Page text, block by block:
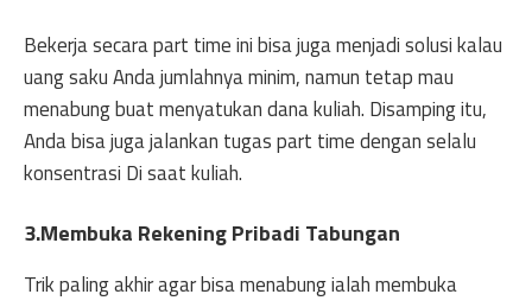
Bekerja secara part time ini bisa juga menjadi solusi kalau
uang saku Anda jumlahnya minim, namun tetap mau
menabung buat menyatukan dana kuliah. Disamping itu,
Anda bisa juga jalankan tugas part time dengan selalu
konsentrasi Di saat kuliah.
3.Membuka Rekening Pribadi Tabungan
Trik paling akhir agar bisa menabung ialah membuka